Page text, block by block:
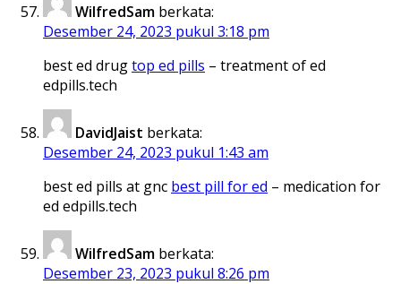
WilfredSam berkata:
Desember 24, 2023 pukul 3:18 pm
best ed drugtop ed pills – treatment of ed
edpills.tech
DavidJaist berkata:
Desember 24, 2023 pukul 1:43 am
best ed pills at gnc best pill for ed – medication for
ed edpills.tech
WilfredSam berkata:
Desember 23, 2023 pukul 8:26 pm